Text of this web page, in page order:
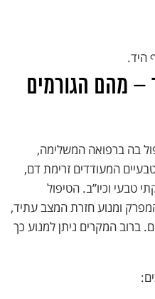
היד.
מהם הגורמים
בה ברפואה המשלימה,
המעודדים זרימת דם,
טבעי וכיו”ב. הטיפול
ומנוע חזרת המצב עתיד,
ברוב המקרים ניתן למנוע כך